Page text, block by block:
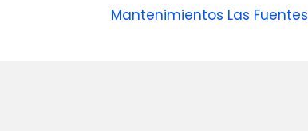
Mantenimientos Las Fuentes